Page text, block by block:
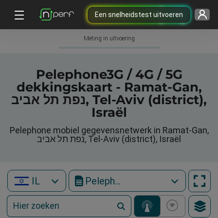
Een snelheidstest uitvoeren
Meting in uitvoering
Pelephone3G / 4G / 5G
dekkingskaart - Ramat-Gan,
נפת תל אביב, Tel-Aviv (district),
Israël
Pelephone mobiel gegevensnetwerk in Ramat-Gan,
נפת תל אביב, Tel-Aviv (district), Israël
IL Pelephone